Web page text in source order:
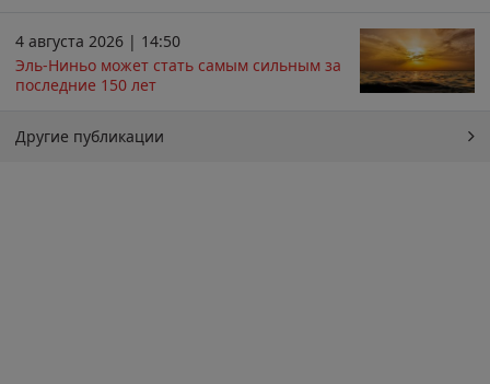
4 августа 2026 | 14:50
Эль-Ниньо может стать самым сильным за
последние 150 лет
Другие публикации